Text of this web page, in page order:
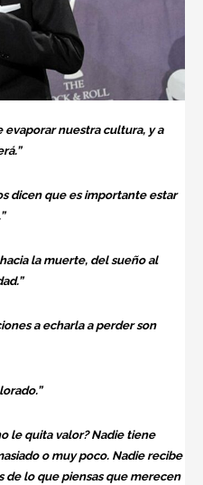
evaporar nuestra cultura, y a
dicen que es importante estar
la muerte, del sueño al
a echarla a perder son
le quita valor? Nadie tiene
o muy poco. Nadie recibe
de lo que piensas que merecen